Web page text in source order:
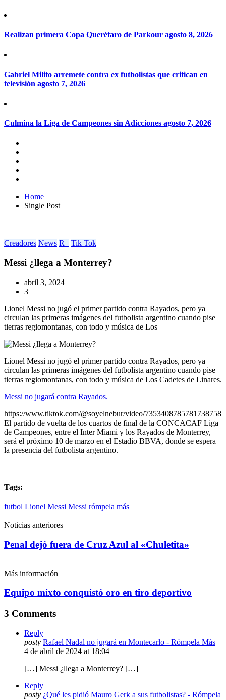
Realizan primera Copa Querétaro de Parkour agosto 8, 2026
Gabriel Milito arremete contra ex futbolistas que critican en
televisión agosto 7, 2026
Culmina la Liga de Campeones sin Adicciones agosto 7, 2026
Home
Single Post
Creadores News R+ Tik Tok
Messi ¿llega a Monterrey?
abril 3, 2024
3
Lionel Messi no jugó el primer partido contra Rayados, pero ya
circulan las primeras imágenes del futbolista argentino cuando pise
tierras regiomontanas, con todo y música de Los
Lionel Messi no jugó el primer partido contra Rayados, pero ya
circulan las primeras imágenes del futbolista argentino cuando pise
tierras regiomontanas, con todo y música de Los Cadetes de Linares.
Messi no jugará contra Rayados.
https://www.tiktok.com/@soyelnebur/video/7353408785781738758
El partido de vuelta de los cuartos de final de la CONCACAF Liga
de Campeones, entre el Inter Miami y los Rayados de Monterrey,
será el próximo 10 de marzo en el Estadio BBVA, donde se espera
la presencia del futbolista argentino.
Tags:
futbol Lionel Messi Messi rómpela más
Noticias anteriores
Penal dejó fuera de Cruz Azul al «Chuletita»
Más información
Equipo mixto conquistó oro en tiro deportivo
3 Comments
Reply
posty Rafael Nadal no jugará en Montecarlo - Rómpela Más
4 de abril de 2024 at 18:04
[…] Messi ¿llega a Monterrey? […]
Reply
posty ¿Qué les pidió Mauro Gerk a sus futbolistas? - Rómpela